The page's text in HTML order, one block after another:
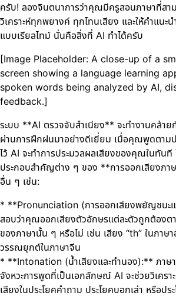
ครับ! ลองจินตนาการว่าคุณมีครูสอนภาษาที่ส
วิเคราะห์ทุกพยางค์ ทุกโทนเสียง และให้คำแนะน
แบบเรียลไทม์ นั่นคือสิ่งที่ AI ทำได้ครับ
[Image Placeholder: A close-up of a
screen showing a language learning
spoken words being analyzed by AI,
feedback.]
ระบบ **AI ตรวจจับสำเนียง** จะทำงานคล้าย
ผ่านการฝึกฝนมาอย่างดีเยี่ยม เมื่อคุณพูดตาม
ไว้ AI จะทำการประมวลผลเสียงของคุณในทัน
ประกอบสำคัญต่าง ๆ ของ **การออกเสียงภา
อื่น ๆ เช่น:
* **Pronunciation (การออกเสียงพยัญชนะแ
สอบว่าคุณออกเสียงตัวอักษรแต่ละตัวถูกต้องต
ของภาษานั้น ๆ หรือไม่ เช่น เสียง “th” ในภาษ
วรรณยุกต์ในภาษาจีน
* **Intonation (น้ำเสียงและทำนอง):** ภาษา
จังหวะการพูดที่เป็นเอกลักษณ์ AI จะช่วยวิเคร
เสียงในประโยคคำถาม ประโยคบอกเล่า หรือป